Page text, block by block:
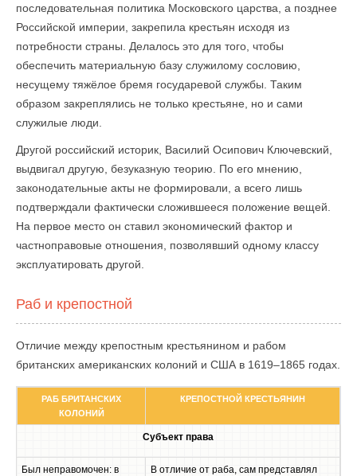
последовательная политика Московского царства, а позднее
Российской империи, закрепила крестьян исходя из
потребности страны. Делалось это для того, чтобы
обеспечить материальную базу служилому сословию,
несущему тяжёлое бремя государевой службы. Таким
образом закреплялись не только крестьяне, но и сами
служилые люди.
Другой российский историк, Василий Осипович Ключевский,
выдвигал другую, безуказную теорию. По его мнению,
законодательные акты не формировали, а всего лишь
подтверждали фактически сложившееся положение вещей.
На первое место он ставил экономический фактор и
частноправовые отношения, позволявший одному классу
эксплуатировать другой.
Раб и крепостной
Отличие между крепостным крестьянином и рабом
британских американских колоний и США в 1619–1865 годах.
РАБ БРИТАНСКИХ
КОЛОНИЙ
КРЕПОСТНОЙ КРЕСТЬЯНИН
Субъект права
Был неправомочен: в
В отличие от раба, сам представлял